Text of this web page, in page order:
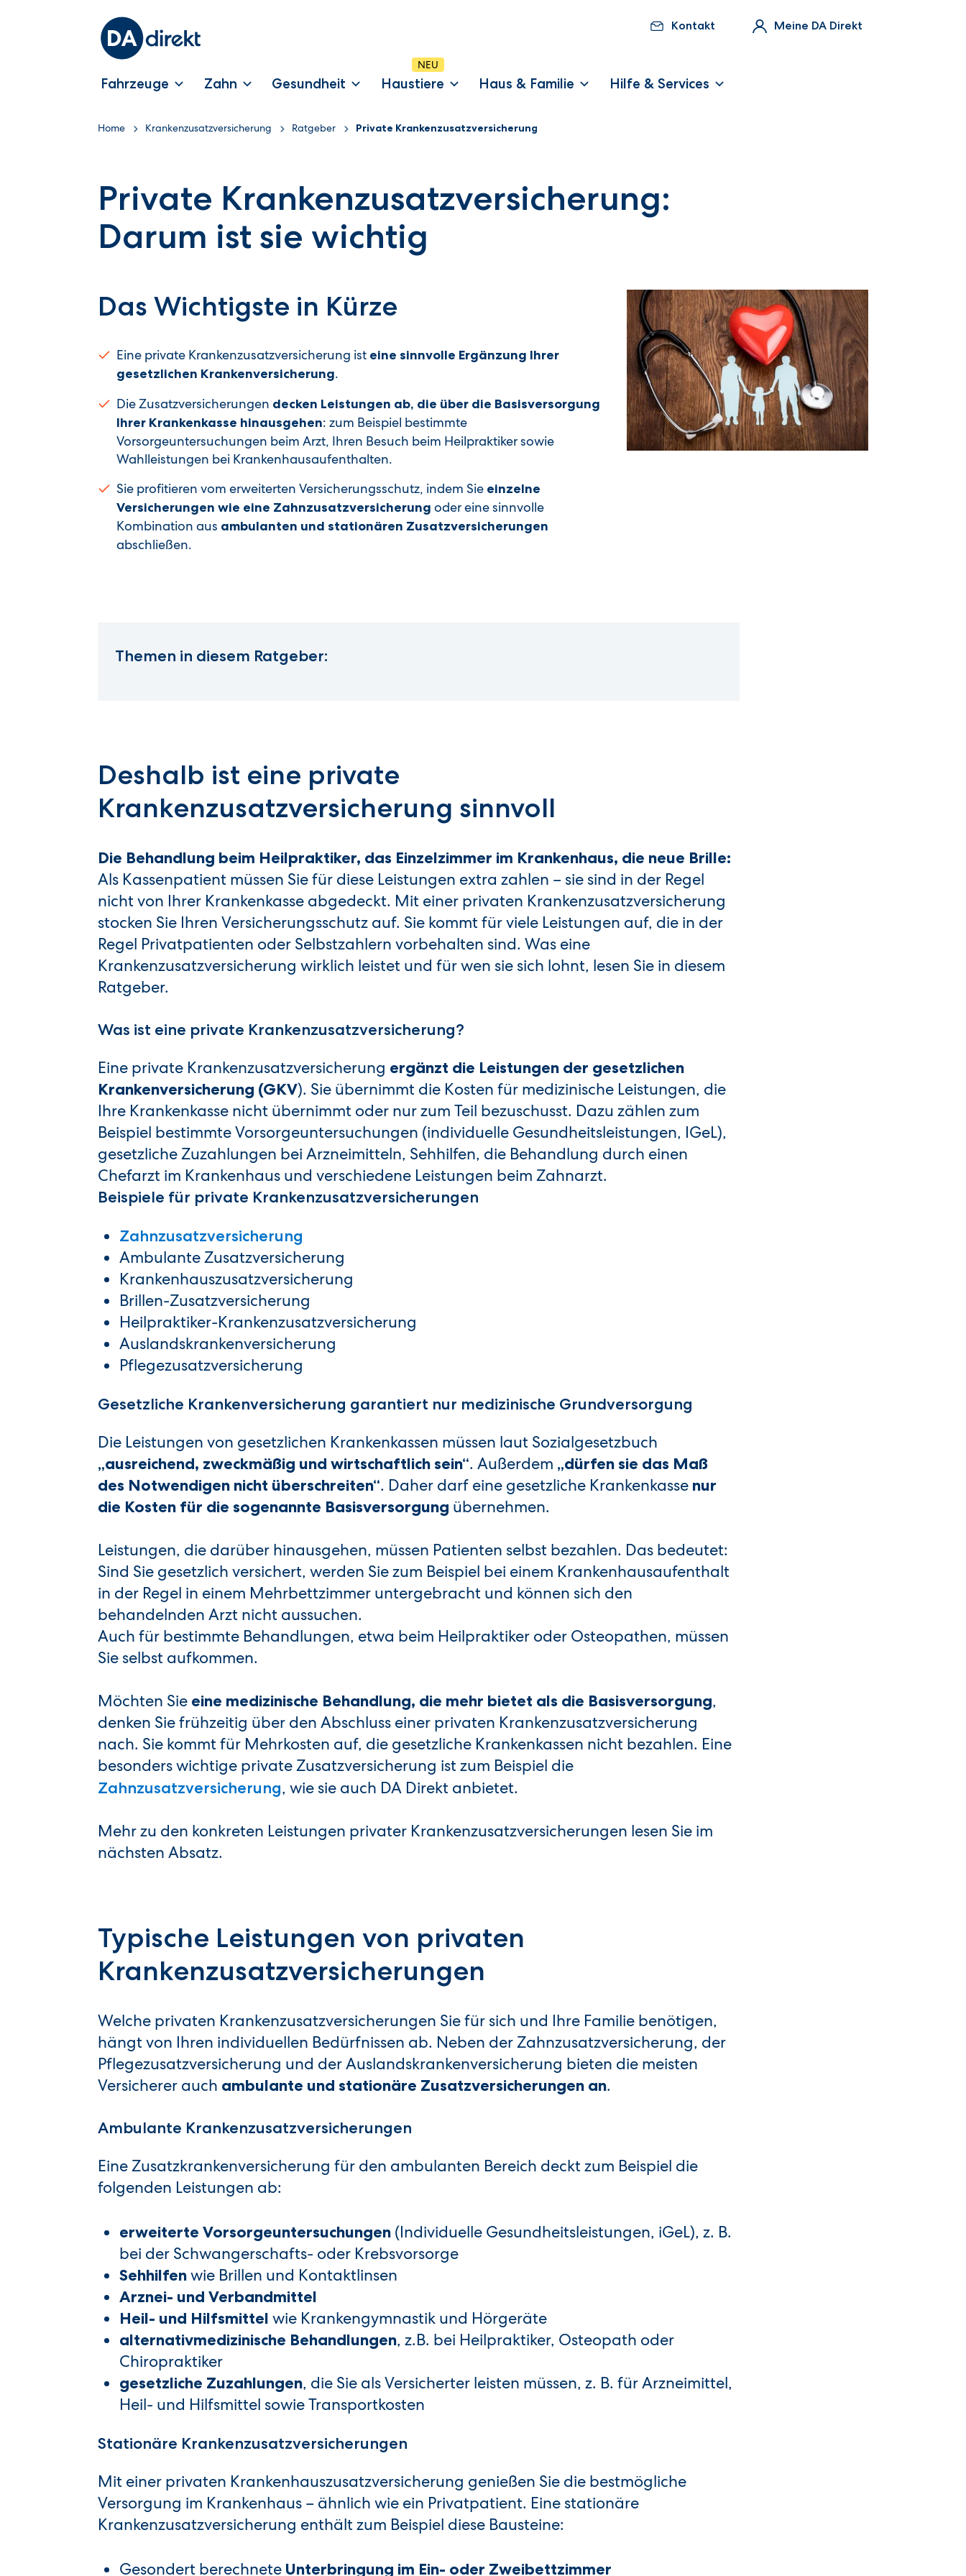
Kontakt Meine DA Direkt
Fahrzeuge Zahn Gesundheit Haustiere Haus & Familie Hilfe & Services
Home Krankenzusatzversicherung Ratgeber Private Krankenzusatzversicherung
Private Krankenzusatzversicherung:
Darum ist sie wichtig
Das Wichtigste in Kürze
Eine private Krankenzusatzversicherung ist eine sinnvolle Ergänzung Ihrer
gesetzlichen Krankenversicherung.
Die Zusatzversicherungen decken Leistungen ab, die über die Basisversorgung
Ihrer Krankenkasse hinausgehen: zum Beispiel bestimmte
Vorsorgeuntersuchungen beim Arzt, Ihren Besuch beim Heilpraktiker sowie
Wahlleistungen bei Krankenhausaufenthalten.
Sie profitieren vom erweiterten Versicherungsschutz, indem Sie einzelne
Versicherungen wie eine Zahnzusatzversicherung oder eine sinnvolle
Kombination aus ambulanten und stationären Zusatzversicherungen
abschließen.
Themen in diesem Ratgeber:
Deshalb ist eine private
Krankenzusatzversicherung sinnvoll
Die Behandlung beim Heilpraktiker, das Einzelzimmer im Krankenhaus, die neue Brille:
Als Kassenpatient müssen Sie für diese Leistungen extra zahlen – sie sind in der Regel
nicht von Ihrer Krankenkasse abgedeckt. Mit einer privaten Krankenzusatzversicherung
stocken Sie Ihren Versicherungsschutz auf. Sie kommt für viele Leistungen auf, die in der
Regel Privatpatienten oder Selbstzahlern vorbehalten sind. Was eine
Krankenzusatzversicherung wirklich leistet und für wen sie sich lohnt, lesen Sie in diesem
Ratgeber.
Was ist eine private Krankenzusatzversicherung?
Eine private Krankenzusatzversicherung ergänzt die Leistungen der gesetzlichen
Krankenversicherung (GKV). Sie übernimmt die Kosten für medizinische Leistungen, die
Ihre Krankenkasse nicht übernimmt oder nur zum Teil bezuschusst. Dazu zählen zum
Beispiel bestimmte Vorsorgeuntersuchungen (individuelle Gesundheitsleistungen, IGeL),
gesetzliche Zuzahlungen bei Arzneimitteln, Sehhilfen, die Behandlung durch einen
Chefarzt im Krankenhaus und verschiedene Leistungen beim Zahnarzt.
Beispiele für private Krankenzusatzversicherungen
Zahnzusatzversicherung
Ambulante Zusatzversicherung
Krankenhauszusatzversicherung
Brillen-Zusatzversicherung
Heilpraktiker-Krankenzusatzversicherung
Auslandskrankenversicherung
Pflegezusatzversicherung
Gesetzliche Krankenversicherung garantiert nur medizinische Grundversorgung
Die Leistungen von gesetzlichen Krankenkassen müssen laut Sozialgesetzbuch
„ausreichend, zweckmäßig und wirtschaftlich sein“. Außerdem „dürfen sie das Maß
des Notwendigen nicht überschreiten“. Daher darf eine gesetzliche Krankenkasse nur
die Kosten für die sogenannte Basisversorgung übernehmen.
Leistungen, die darüber hinausgehen, müssen Patienten selbst bezahlen. Das bedeutet:
Sind Sie gesetzlich versichert, werden Sie zum Beispiel bei einem Krankenhausaufenthalt
in der Regel in einem Mehrbettzimmer untergebracht und können sich den
behandelnden Arzt nicht aussuchen.
Auch für bestimmte Behandlungen, etwa beim Heilpraktiker oder Osteopathen, müssen
Sie selbst aufkommen.
Möchten Sie eine medizinische Behandlung, die mehr bietet als die Basisversorgung,
denken Sie frühzeitig über den Abschluss einer privaten Krankenzusatzversicherung
nach. Sie kommt für Mehrkosten auf, die gesetzliche Krankenkassen nicht bezahlen. Eine
besonders wichtige private Zusatzversicherung ist zum Beispiel die
Zahnzusatzversicherung, wie sie auch DA Direkt anbietet.
Mehr zu den konkreten Leistungen privater Krankenzusatzversicherungen lesen Sie im
nächsten Absatz.
Typische Leistungen von privaten
Krankenzusatzversicherungen
Welche privaten Krankenzusatzversicherungen Sie für sich und Ihre Familie benötigen,
hängt von Ihren individuellen Bedürfnissen ab. Neben der Zahnzusatzversicherung, der
Pflegezusatzversicherung und der Auslandskrankenversicherung bieten die meisten
Versicherer auch ambulante und stationäre Zusatzversicherungen an.
Ambulante Krankenzusatzversicherungen
Eine Zusatzkrankenversicherung für den ambulanten Bereich deckt zum Beispiel die
folgenden Leistungen ab:
erweiterte Vorsorgeuntersuchungen (Individuelle Gesundheitsleistungen, iGeL), z. B.
bei der Schwangerschafts- oder Krebsvorsorge
Sehhilfenwie Brillen und Kontaktlinsen
Arznei- und Verbandmittel
Heil- und Hilfsmittel wie Krankengymnastik und Hörgeräte
alternativmedizinische Behandlungen, z.B. bei Heilpraktiker, Osteopath oder
Chiropraktiker
gesetzliche Zuzahlungen, die Sie als Versicherter leisten müssen, z. B. für Arzneimittel,
Heil- und Hilfsmittel sowie Transportkosten
Stationäre Krankenzusatzversicherungen
Mit einer privaten Krankenhauszusatzversicherung genießen Sie die bestmögliche
Versorgung im Krankenhaus – ähnlich wie ein Privatpatient. Eine stationäre
Krankenzusatzversicherung enthält zum Beispiel diese Bausteine:
Gesondert berechnete Unterbringung im Ein- oder Zweibettzimmer